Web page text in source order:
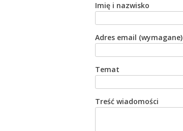
Imię i nazwisko
Adres email (wymagane)
Temat
Treść wiadomości